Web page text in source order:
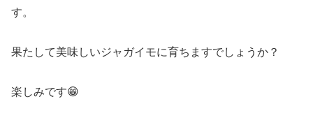
す。
果たして美味しいジャガイモに育ちますでしょうか？
楽しみです😁